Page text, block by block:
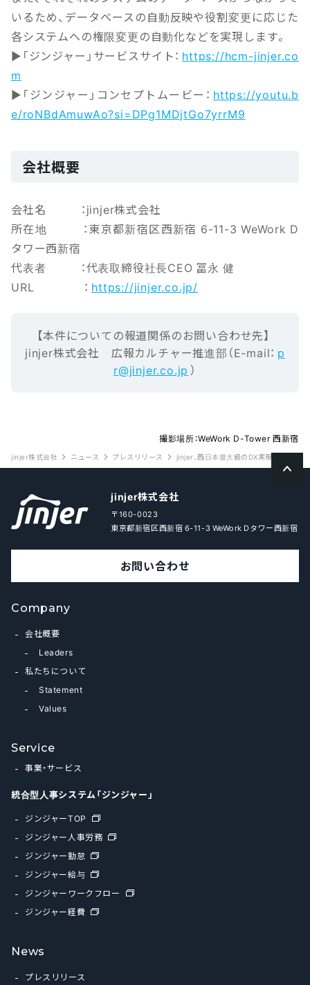
いるため、データベースの自動反映や役割変更に応じた
各システムへの権限変更の自動化などを実現します。
▶「ジンジャー」サービスサイト： https://hcm-jinjer.co
m
▶「ジンジャー」コンセプトムービー： https://youtu.b
e/roNBdAmuwAo?si=DPg1MDjtGo7yrrM9
会社概要
会社名 ：jinjer株式会社
所在地 ：東京都新宿区西新宿 6-11-3 WeWork D
タワー西新宿
代表者 ：代表取締役社長CEO 冨永 健
URL ： https://jinjer.co.jp/
【本‌件‌に‌つ‌い‌ての報‌道‌関‌係‌の‌お‌問‌い‌合‌わ‌せ先】‌ ‌
jinjer株式会社 広報カルチャー推進部（E-mail‌：‌ p
r@jinjer.co.jp ）
jinjer株式会社 ニュース プレスリリース jinjer、西日本最大級のDX実現のための
撮影場所：WeWork D-Tower 西新宿
jinjer株式会社
〒160-0023
東京都新宿区西新宿 6-11-3 WeWork Dタワー西新宿
お問い合わせ
Company
会社概要
Leaders
私たちについて
Statement
Values
Service
事業・サービス
統合型人事システム「ジンジャー」
ジンジャーTOP
ジンジャー人事労務
ジンジャー勤怠
ジンジャー給与
ジンジャーワークフロー
ジンジャー経費
News
プレスリリース